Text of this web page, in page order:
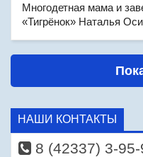
Многодетная мама и
«Тигрёнок» Наталья
НАШИ КОНТАКТЫ
8 (42337) 3-95-